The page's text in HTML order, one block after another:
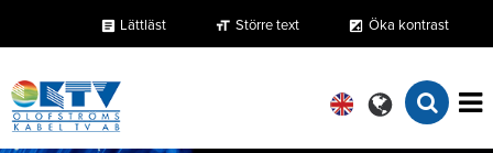
article Lättläst format_size Större text exposure Öka kontrast